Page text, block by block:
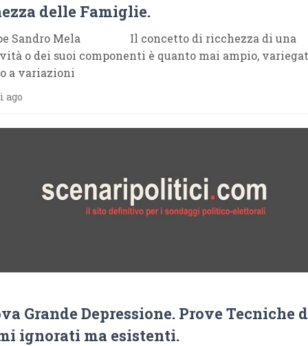
delle Famiglie.
Sandro Mela Il concetto di ricchezza di una
o dei suoi componenti è quanto mai ampio,
a variazioni
ago
Grande Depressione. Prove Tecniche
ignorati ma esistenti.